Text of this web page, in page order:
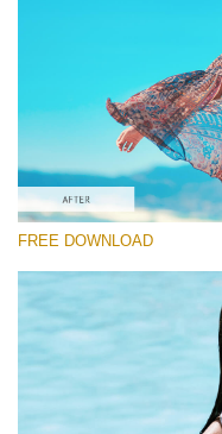
Must-Have Collection
(1432 Lr Presets)
Entire Collection
(2067 Lr Presets)
FREE DOWNLOAD